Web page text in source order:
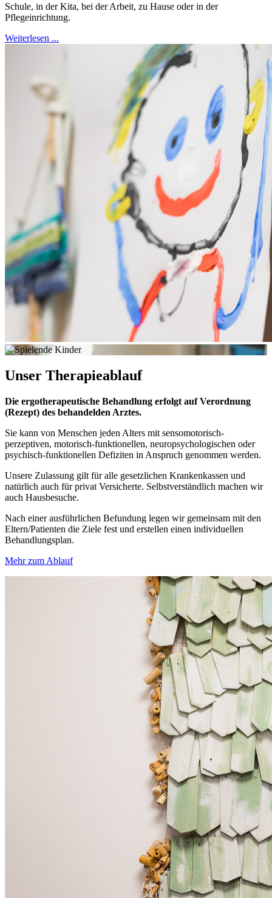
Schule, in der Kita, bei der Arbeit, zu Hause oder in der
Pflegeinrichtung.
Weiterlesen ...
Unser Therapieablauf
Die ergotherapeutische Behandlung erfolgt auf Verordnung
(Rezept) des behandelden Arztes.
Sie kann von Menschen jeden Alters mit sensomotorisch-
perzeptiven, motorisch-funktionellen, neuropsychologischen oder
psychisch-funktionellen Defiziten in Anspruch genommen werden.
Unsere Zulassung gilt für alle gesetzlichen Krankenkassen und
natürlich auch für privat Versicherte. Selbstverständlich machen wir
auch Hausbesuche.
Nach einer ausführlichen Befundung legen wir gemeinsam mit den
Eltern/Patienten die Ziele fest und erstellen einen individuellen
Behandlungsplan.
Mehr zum Ablauf